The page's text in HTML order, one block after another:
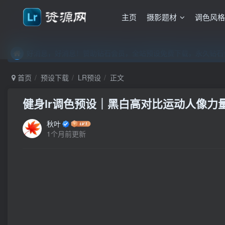
主页 摄影题材 调色风格
好消息，好消息！赞助钻石会员，全站预设免费下载，永久
首页 预设下载 LR预设 正文
健身lr调色预设｜黑白高对比运动人像
秋叶
1个月前更新